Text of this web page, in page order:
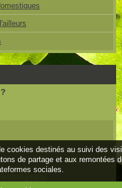
cookies destinés au suivi des
de partage et aux remontées
sociales.